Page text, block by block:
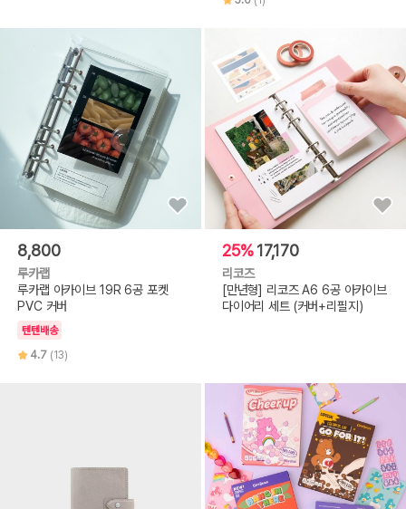
8,800
루카랩
루카랩 아카이브 19R 6공 포켓
PVC 커버
텐텐배송
4.7 (13)
25%17,170
리코즈
[만년형] 리코즈 A6 6공 아카이브
다이어리 세트 (커버+리필지)